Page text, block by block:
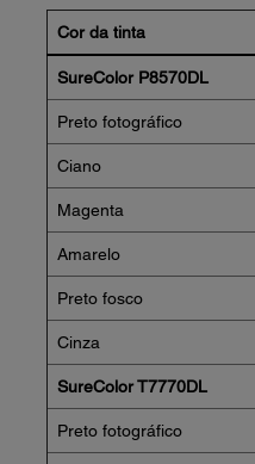
Cor da tinta
SureColor P8570DL
Preto fotográfico
Ciano
Magenta
Amarelo
Preto fosco
Cinza
SureColor T7770DL
Preto fotográfico